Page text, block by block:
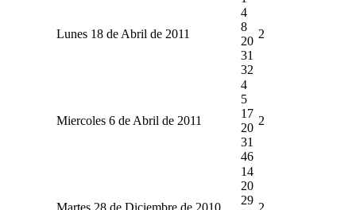
Lunes 18 de Abril de 2011
4
8
20
31
32
2
Miercoles 6 de Abril de 2011
4
5
17
20
31
46
2
Martes 28 de Diciembre de 2010
14
20
29
2